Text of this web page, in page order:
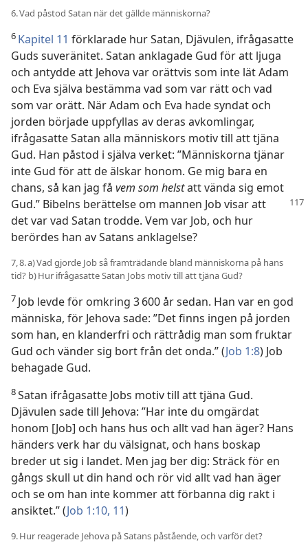
6. Vad påstod Satan när det gällde människorna?
6 Kapitel 11 förklarade hur Satan, Djävulen, ifrågasatte
Guds suveränitet. Satan anklagade Gud för att ljuga
och antydde att Jehova var orättvis som inte lät Adam
och Eva själva bestämma vad som var rätt och vad
som var orätt. När Adam och Eva hade syndat och
jorden började uppfyllas av deras avkomlingar,
ifrågasatte Satan alla människors motiv till att tjäna
Gud. Han påstod i själva verket: ”Människorna tjänar
inte Gud för att de älskar honom. Ge mig bara en
chans, så kan jag få vem som helstatt vända sig emot
Gud.” Bibelns berättelse om mannen Job visar att
det var vad Satan trodde. Vem var Job, och hur
berördes han av Satans anklagelse?
7, 8. a) Vad gjorde Job så framträdande bland människorna på hans
tid? b) Hur ifrågasatte Satan Jobs motiv till att tjäna Gud?
7 Job levde för omkring 3 600 år sedan. Han var en god
människa, för Jehova sade: ”Det finns ingen på jorden
som han, en klanderfri och rättrådig man som fruktar
Gud och vänder sig bort från det onda.” (Job 1:8) Job
behagade Gud.
8Satan ifrågasatte Jobs motiv till att tjäna Gud.
Djävulen sade till Jehova: ”Har inte du omgärdat
honom [Job] och hans hus och allt vad han äger? Hans
händers verk har du välsignat, och hans boskap
breder ut sig i landet. Men jag ber dig: Sträck för en
gångs skull ut din hand och rör vid allt vad han äger
och se om han inte kommer att förbanna dig rakt i
ansiktet.” (Job 1:10, 11)
9. Hur reagerade Jehova på Satans påstående, och varför det?